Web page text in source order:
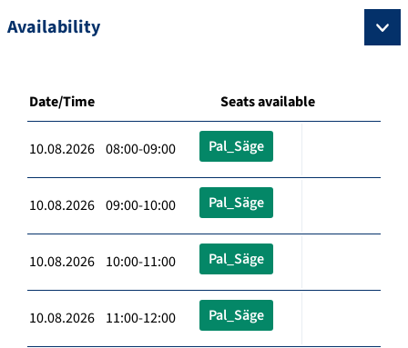
Availability
Date/Time Seats available
10.08.2026 08:00-09:00 Pal_Säge
10.08.2026 09:00-10:00 Pal_Säge
10.08.2026 10:00-11:00 Pal_Säge
10.08.2026 11:00-12:00 Pal_Säge